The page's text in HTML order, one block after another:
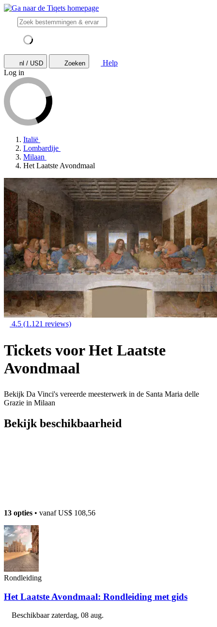
nl / USD Zoeken
Help
Log in
Italië
Lombardije
Milaan
Het Laatste Avondmaal
4.5 (1.121 reviews)
Tickets voor Het Laatste
Avondmaal
Bekijk Da Vinci's vereerde meesterwerk in de Santa Maria delle
Grazie in Milaan
Bekijk beschikbaarheid
13 opties • vanafUS$ 108,56
Rondleiding
Het Laatste Avondmaal: Rondleiding met gids
Beschikbaarzaterdag, 08 aug.